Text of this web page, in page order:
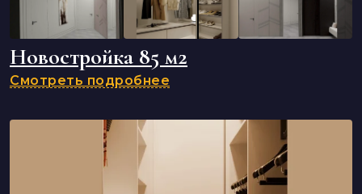
Новостройка 85 м2
Смотреть подробнее